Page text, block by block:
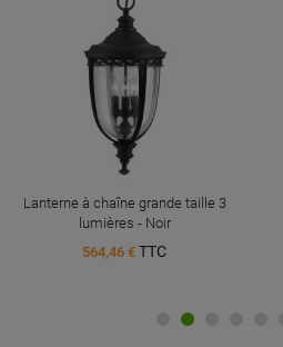
Lanterne à chaîne grande taille 3
lumières - Noir
564,46 € TTC